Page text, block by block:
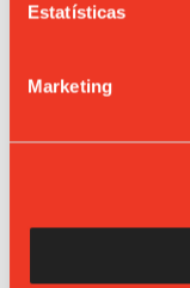
Estatísticas
Marketing
GALA